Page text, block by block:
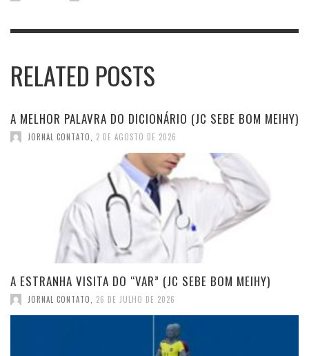
RELATED POSTS
A MELHOR PALAVRA DO DICIONÁRIO (JC SEBE BOM MEIHY)
JORNAL CONTATO 2 DE AGOSTO DE 2026
A ESTRANHA VISITA DO “VAR” (JC SEBE BOM MEIHY)
JORNAL CONTATO 26 DE JULHO DE 2026